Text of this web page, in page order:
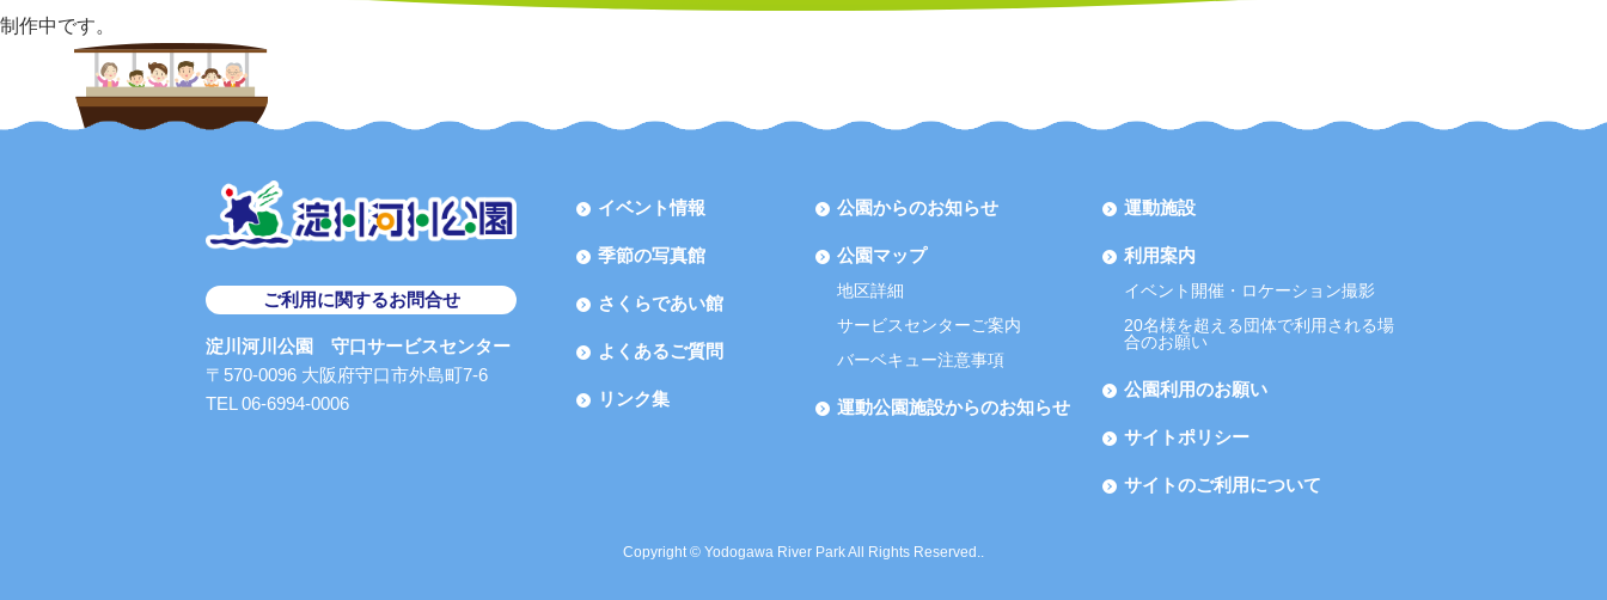
制作中です。
ご利用に関するお問合せ
淀川河川公園 守口サービスセンター
〒570-0096 大阪府守口市外島町7-6
TEL 06-6994-0006
イベント情報
季節の写真館
さくらであい館
よくあるご質問
リンク集
公園からのお知らせ
公園マップ
地区詳細
サービスセンターご案内
バーベキュー注意事項
運動公園施設からのお知らせ
運動施設
利用案内
イベント開催・ロケーション撮影
20名様を超える団体で利用される場
合のお願い
公園利用のお願い
サイトポリシー
サイトのご利用について
Copyright © Yodogawa River Park All Rights Reserved..